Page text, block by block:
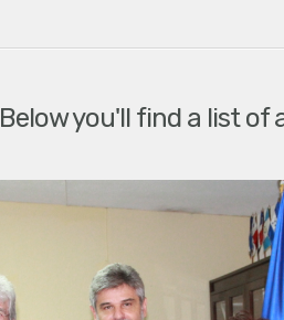
Below you'll find a list